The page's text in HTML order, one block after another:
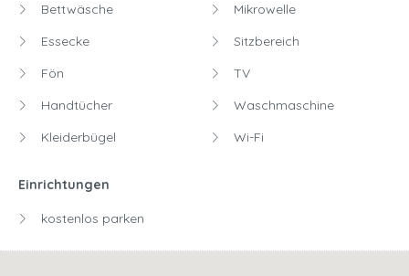
Bettwäsche
Essecke
Fön
Handtücher
Kleiderbügel
Mikrowelle
Sitzbereich
TV
Waschmaschine
Wi-Fi
Einrichtungen
kostenlos parken